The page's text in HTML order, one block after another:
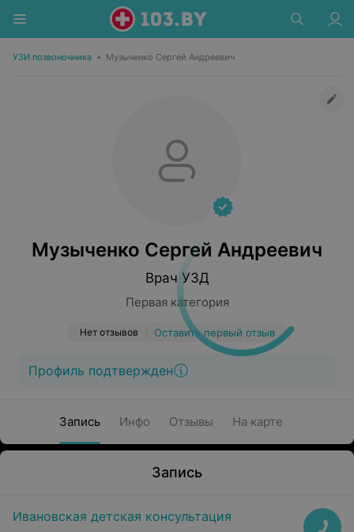
УЗИ позвоночника • Музыченко Сергей Андреевич
Музыченко Сергей Андреевич
Врач УЗД
Первая категория
Нет отзывов Оставить первый отзыв
Профиль подтвержден
Запись Инфо Отзывы На карте
Запись
Ивановская детская консультация